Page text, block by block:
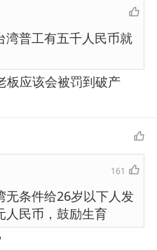
湾普工有五千人民币就
板应该会被罚到破产
161
无条件给26岁以下人发
人民币，鼓励生育